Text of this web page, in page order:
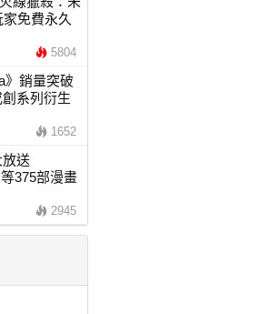
免費永久
5804
》銷量突破
系列衍生
1652
放送
375部漫畫
2945